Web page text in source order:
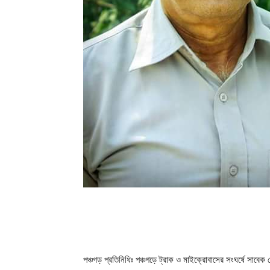
পঞ্চগড় প্রতিনিধিঃ পঞ্চগড়ে ট্রাক ও মাইক্রোবাসের সংঘর্ষে সাবেক